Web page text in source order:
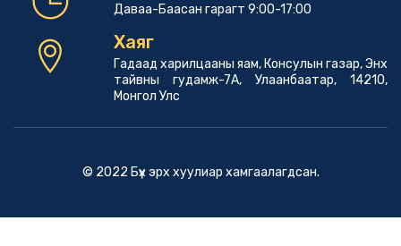
Даваа-Баасан гарагт 9:00-17:00
Хаяг
Гадаад харилцааны яам, Консулын газар, Энх
тайвны гудамж-7А, Улаанбаатар, 14210,
Монгол Улс
© 2022 Бүх эрх хуулиар хамгаалагдсан.